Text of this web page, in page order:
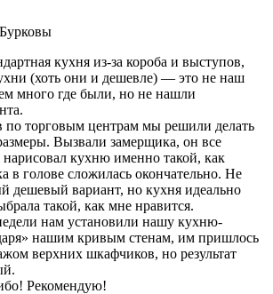
кухня из-за короба и выступов,
(хоть они и дешевле) — это не наш
много где были, но не нашли
по торговым центрам мы решили делать
Вызвали замерщика, он все
кухню именно такой, как
в голове сложилась окончательно. Не
дешевый вариант, но кухня идеально
такой, как мне нравится.
нам установили нашу кухню-
нашим кривым стенам, им пришлось
верхних шкафчиков, но результат
Рекомендую!